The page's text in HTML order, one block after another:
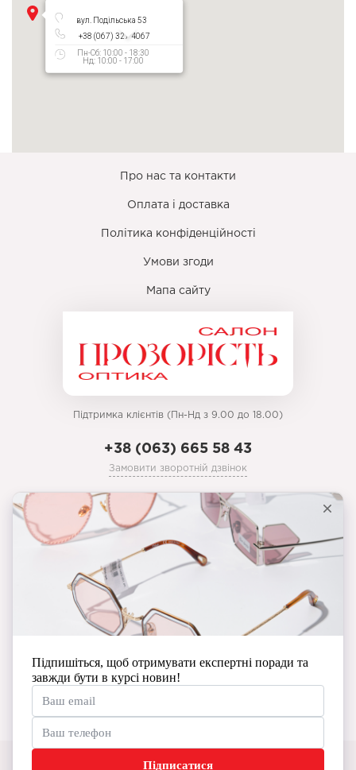
вул. Подільська 53
+38 (067) 327 4067
Пн-Сб: 10:00 - 18:30
Нд: 10:00 - 17:00
Про нас та контакти
Оплата і доставка
Політика конфіденційності
Умови згоди
Мапа сайту
Підтримка клієнтів (Пн-Нд з 9.00 до 18.00)
+38 (063) 665 58 43
Замовити зворотній дзвінок
prozoristoptyka@gmail.com
Особистий кабінет
Історія замовлень
Мої закладки
Новини та корисна інформація
© Copyright Prozorist 2026